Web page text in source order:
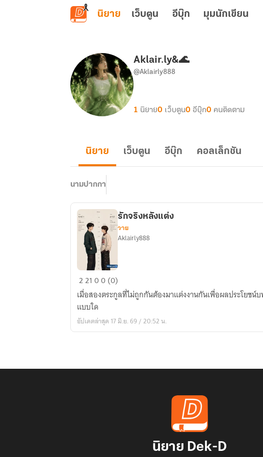
ข้ามไปยังเนื้อหาหลัก
นิยาย เว็บตูน อีบุ๊ก มุมนักเขียน
Aklair.ly&🌊
@Aklairly888
1 นิยาย0 เว็บตูน0 อีบุ๊ก0 คนติดตาม
นิยาย เว็บตูน อีบุ๊ก คอลเล็กชัน
นามปากกา
รัก
จริง
หลัง
แต่ง
รักจริงหลังแต่ง
วาย
Aklairly888
22100 (0)
เมื่อสองตระกูลที่ไม่ถูกกันต้องมาแต่งงานกันเพื่อผลประโยชน์
แบบใด
อัปเดตล่าสุด 17 มิ.ย. 69 / 20:52 น.
นิยาย Dek-D